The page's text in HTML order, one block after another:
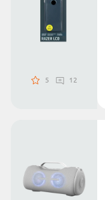
5 12